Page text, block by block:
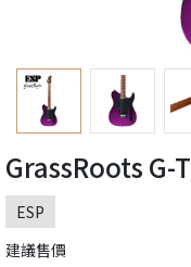
GrassRoots G-
ESP
建議售價